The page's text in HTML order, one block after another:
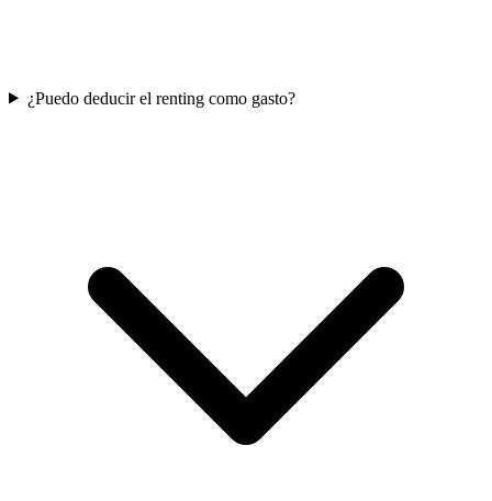
¿Puedo deducir el renting como gasto?